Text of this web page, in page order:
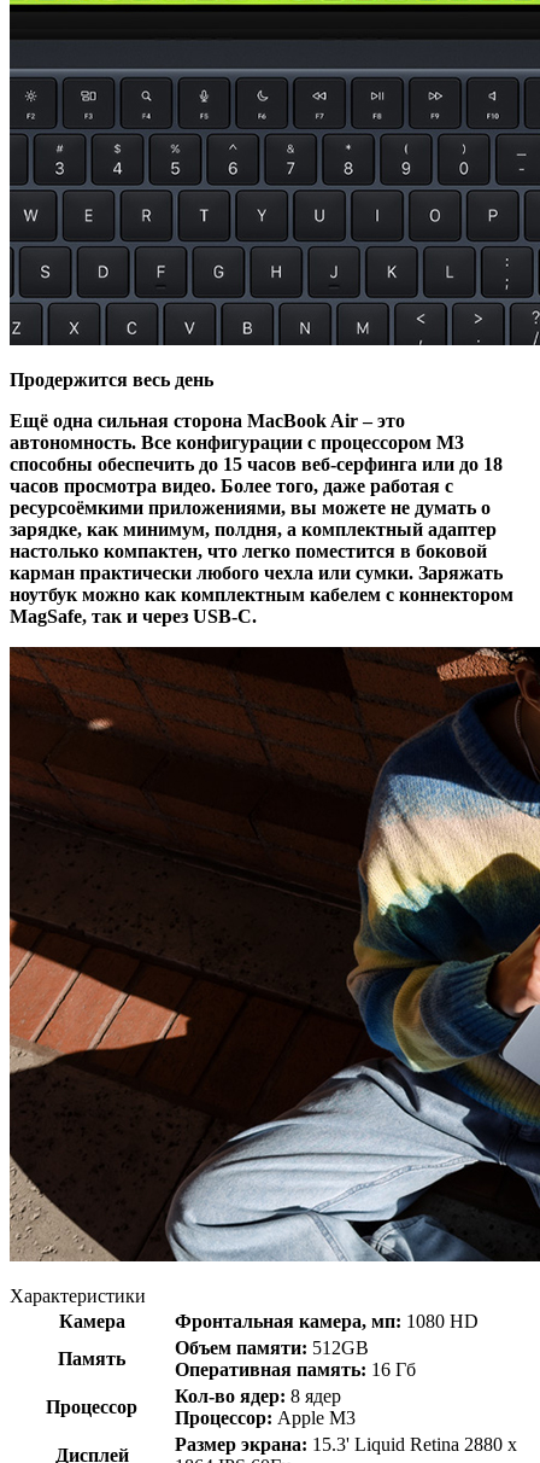
Продержится весь день
Ещё одна сильная сторона MacBook Air – это
автономность. Все конфигурации с процессором M3
способны обеспечить до 15 часов веб-серфинга или до 18
часов просмотра видео. Более того, даже работая с
ресурсоёмкими приложениями, вы можете не думать о
зарядке, как минимум, полдня, а комплектный адаптер
настолько компактен, что легко поместится в боковой
карман практически любого чехла или сумки. Заряжать
ноутбук можно как комплектным кабелем с коннектором
MagSafe, так и через USB-C.
Характеристики
Камера
Фронтальная камера, мп: 1080 HD
Память
Объем памяти: 512GB
Оперативная память: 16 Гб
Процессор
Кол-во ядер: 8 ядер
Процессор: Apple M3
Дисплей
Размер экрана: 15.3' Liquid Retina 2880 x